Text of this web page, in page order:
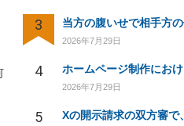
3
2026年7月29日
4
2026年7月29日
5